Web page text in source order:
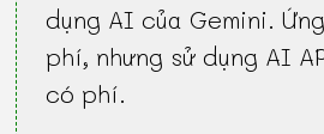
dụng AI của Gemini.
phí, nhưng sử dụng AI
có phí.